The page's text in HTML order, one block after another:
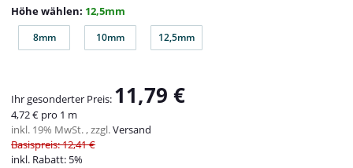
Höhe wählen: 12,5mm
8mm
8mm 10mm
10mm 12,5mm
12,5mm
Ihr gesonderter Preis: 11,79 €
4,72 € pro 1 m
inkl. 19% MwSt. , zzgl.Versand
Basispreis: 12,41 €
inkl. Rabatt: 5%